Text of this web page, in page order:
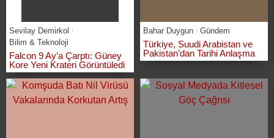
Sevilay Demirkol
Bilim & Teknoloji
Falcon 9 Ay’a Çarptı: Güney
Kore Yeni Krateri Görüntüledi
Bahar Duygun Gündem
Türkiye, Suudi Arabistan ve
Pakistan’dan Tarihi Anlaşma